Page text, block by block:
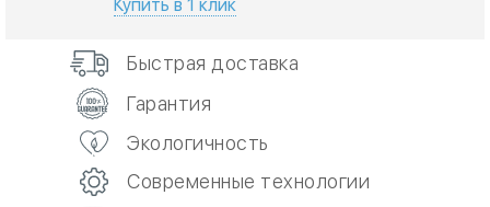
Купить в 1 клик
Быстрая доставка
Гарантия
Экологичность
Современные технологии